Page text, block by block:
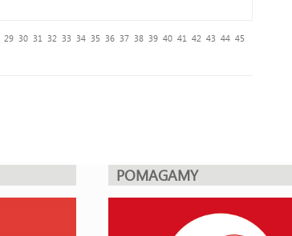
29 30 31 32 33 34 35 36 37 38 39 40 41 42 43 44 45
POMAGAMY